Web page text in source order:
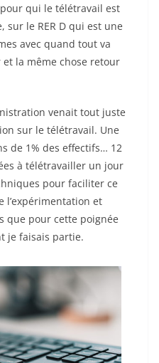
qui le télétravail est
sur le RER D qui est une
avec quand tout va
la même chose retour
venait tout juste
sur le télétravail. Une
de 1% des effectifs… 12
à télétravailler un jour
pour faciliter ce
l’expérimentation et
que pour cette poignée
je faisais partie.